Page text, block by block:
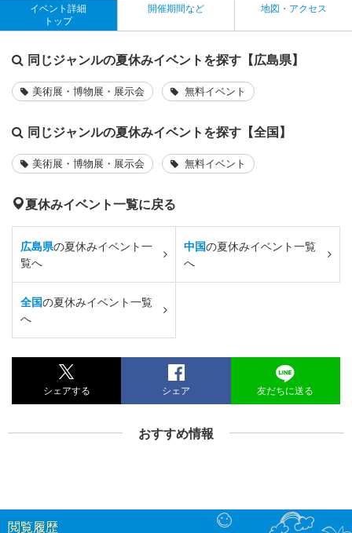
イベント詳細
トップ
開催期間など 地図・アクセス
同じジャンルの夏休みイベントを探す【広島県】
美術展・博物展・展示会 無料イベント
同じジャンルの夏休みイベントを探す【全国】
美術展・博物展・展示会 無料イベント
夏休みイベント一覧に戻る
広島県の夏休みイベント一
覧へ
中国の夏休みイベント一覧
へ
全国の夏休みイベント一覧
へ
シェアする シェア 友だちに送る
おすすめ情報
閲覧履歴